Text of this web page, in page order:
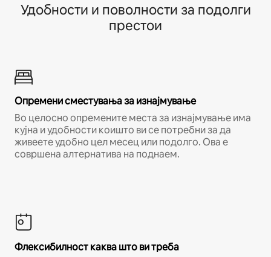
Удобности и поволности за подолги
престои
Опремени сместувања за изнајмување
Во целосно опремените места за изнајмување има
кујна и удобности коишто ви се потребни за да
живеете удобно цел месец или подолго. Ова е
совршена алтернатива на поднаем.
Флексибилност каква што ви треба